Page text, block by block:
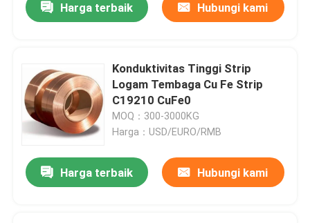
Harga terbaik Hubungi kami
Konduktivitas Tinggi Strip
Logam Tembaga Cu Fe Strip
C19210 CuFe0
MOQ：300-3000KG
Harga：USD/EURO/RMB
Harga terbaik Hubungi kami